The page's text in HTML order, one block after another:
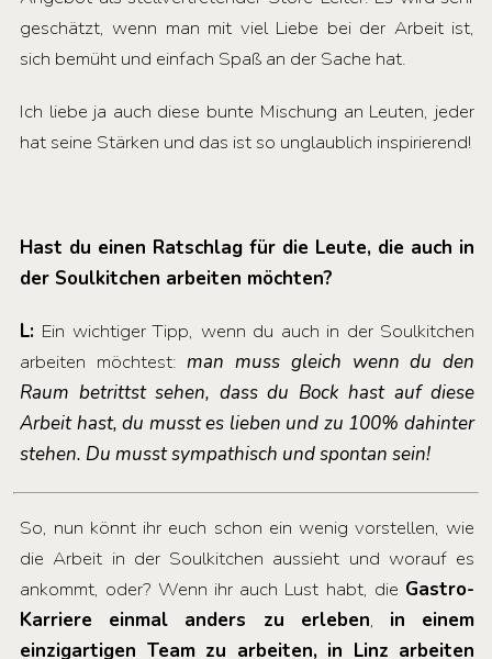
geschätzt, wenn man mit viel Liebe bei der Arbeit ist,
sich bemüht und einfach Spaß an der Sache hat.
Ich liebe ja auch diese bunte Mischung an Leuten, jeder
hat seine Stärken und das ist so unglaublich inspirierend!
Hast du einen Ratschlag für die Leute, die auch in
der Soulkitchen arbeiten möchten?
L: Ein wichtiger Tipp, wenn du auch in der Soulkitchen
arbeiten möchtest:man muss gleich wenn du den
Raum betrittst sehen, dass du Bock hast auf diese
Arbeit hast, du musst es lieben und zu 100% dahinter
stehen. Du musst sympathisch und spontan sein!
So, nun könnt ihr euch schon ein wenig vorstellen, wie
die Arbeit in der Soulkitchen aussieht und worauf es
ankommt, oder? Wenn ihr auch Lust habt, die Gastro-
Karriere einmal anders zu erleben, in einem
einzigartigen Team zu arbeiten, in Linz arbeiten